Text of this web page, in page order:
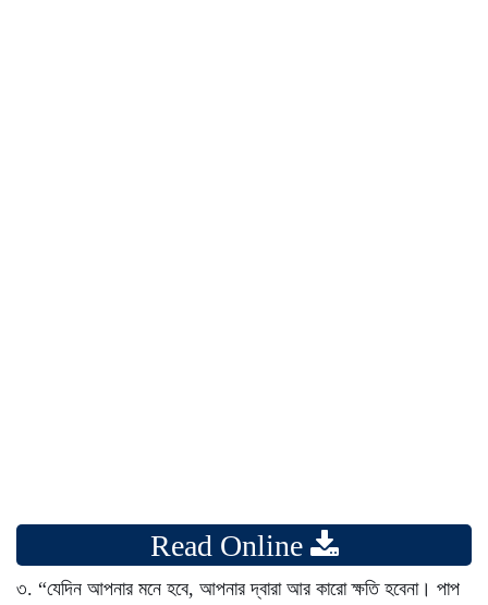
Read Online
৩. “যেদিন আপনার মনে হবে, আপনার দ্বারা আর কারো ক্ষতি হবেনা। পাপ